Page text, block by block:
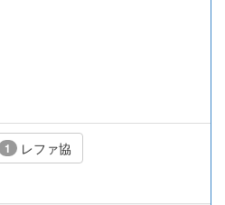
1 レファ協